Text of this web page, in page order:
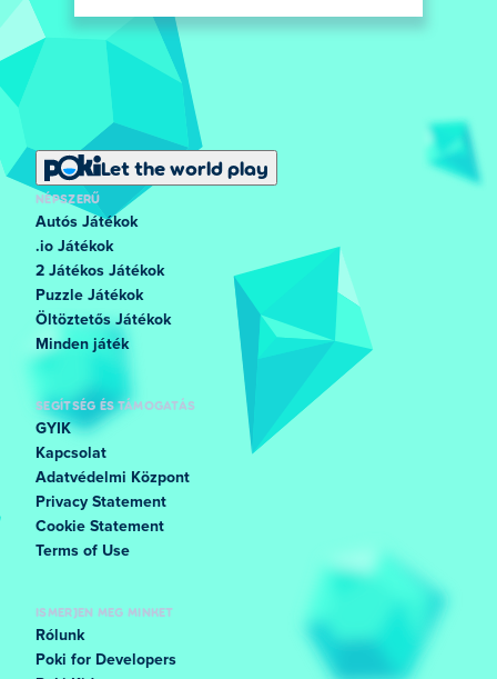
Let the world play
NÉPSZERŰ
Autós Játékok
.io Játékok
2 Játékos Játékok
Puzzle Játékok
Öltöztetős Játékok
Minden játék
SEGÍTSÉG ÉS TÁMOGATÁS
GYIK
Kapcsolat
Adatvédelmi Központ
Privacy Statement
Cookie Statement
Terms of Use
ISMERJEN MEG MINKET
Rólunk
Poki for Developers